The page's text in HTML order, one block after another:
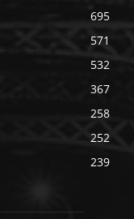
695
571
532
367
258
252
239